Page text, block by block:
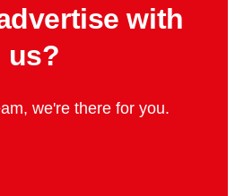
with
us?
we're there for you.